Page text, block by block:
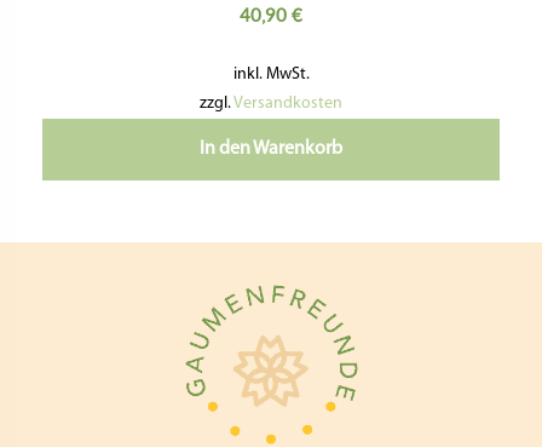
40,90 €
inkl. MwSt.
zzgl.Versandkosten
In den Warenkorb